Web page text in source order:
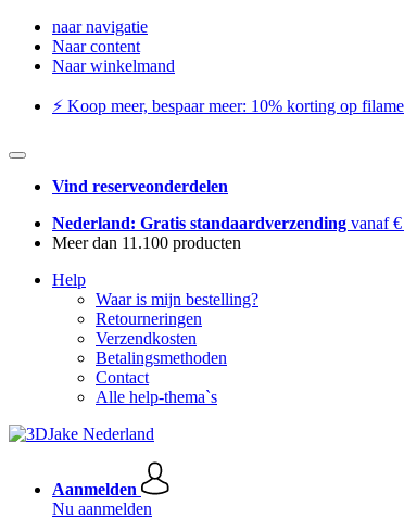
naar navigatie
Naar content
Naar winkelmand
⚡️ Koop meer, bespaar meer: ​​10% korting op
Vind reserveonderdelen
Nederland: Gratis standaardverzending vanaf
Meer dan 11.100 producten
Help
Waar is mijn bestelling?
Retourneringen
Verzendkosten
Betalingsmethoden
Contact
Alle help-thema`s
Aanmelden
Nu aanmelden